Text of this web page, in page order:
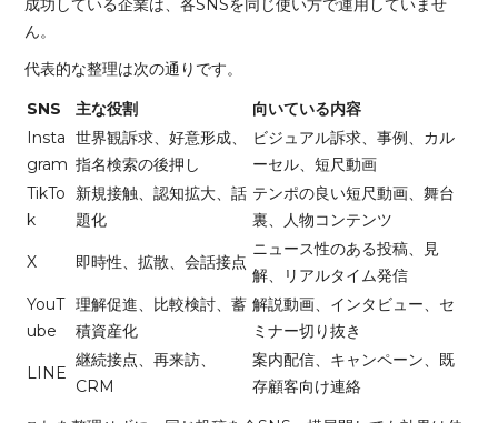
成功している企業は、各SNSを同じ使い方で運用していませ
ん。
代表的な整理は次の通りです。
SNS
主な役割
向いている内容
Insta
gram
世界観訴求、好意形成、
指名検索の後押し
ビジュアル訴求、事例、カル
ーセル、短尺動画
TikTo
k
新規接触、認知拡大、話
題化
テンポの良い短尺動画、舞台
裏、人物コンテンツ
X 即時性、拡散、会話接点
ニュース性のある投稿、見
解、リアルタイム発信
YouT
ube
理解促進、比較検討、蓄
積資産化
解説動画、インタビュー、セ
ミナー切り抜き
LINE
継続接点、再来訪、
CRM
案内配信、キャンペーン、既
存顧客向け連絡